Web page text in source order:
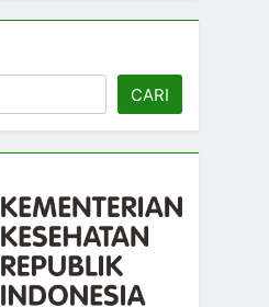
CARI